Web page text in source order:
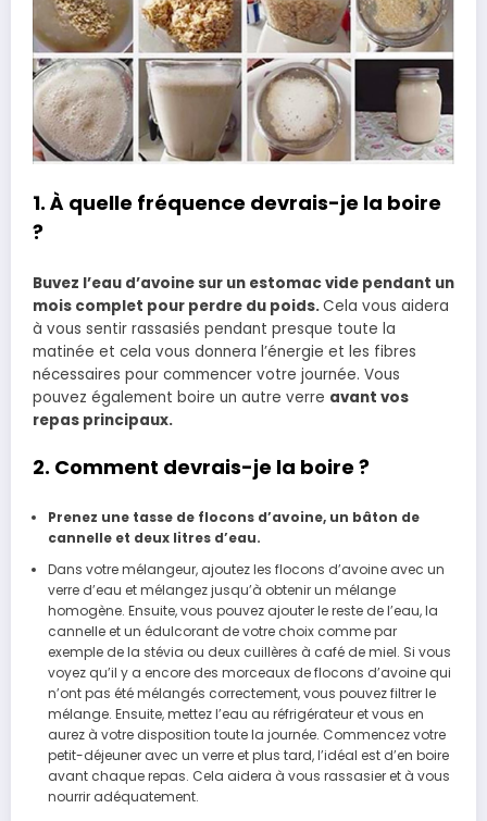
1. À quelle fréquence devrais-je la boire
?
Buvez l’eau d’avoine sur un estomac vide pendant un
mois complet pour perdre du poids.Cela vous aidera
à vous sentir rassasiés pendant presque toute la
matinée et cela vous donnera l’énergie et les fibres
nécessaires pour commencer votre journée. Vous
pouvez également boire un autre verre avant vos
repas principaux.
2. Comment devrais-je la boire ?
Prenez une tasse de flocons d’avoine, un bâton de
cannelle et deux litres d’eau.
Dans votre mélangeur, ajoutez les flocons d’avoine avec un
verre d’eau et mélangez jusqu’à obtenir un mélange
homogène. Ensuite, vous pouvez ajouter le reste de l’eau, la
cannelle et un édulcorant de votre choix comme par
exemple de la stévia ou deux cuillères à café de miel. Si vous
voyez qu’il y a encore des morceaux de flocons d’avoine qui
n’ont pas été mélangés correctement, vous pouvez filtrer le
mélange. Ensuite, mettez l’eau au réfrigérateur et vous en
aurez à votre disposition toute la journée. Commencez votre
petit-déjeuner avec un verre et plus tard, l’idéal est d’en boire
avant chaque repas. Cela aidera à vous rassasier et à vous
nourrir adéquatement.